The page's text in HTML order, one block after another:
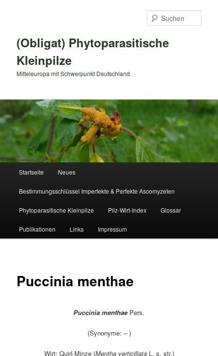
(Obligat) Phytoparasitische
Kleinpilze
Mitteleuropa mit Schwerpunkt Deutschland
Startseite Neues
Bestimmungsschlüssel Imperfekte & Perfekte Ascomyzeten
Phytoparasitische Kleinpilze Pilz-Wirt-Index Glossar
Publikationen Links Impressum
Puccinia menthae
Puccinia menthae Pers.
(Synonyme: – )
Wirt: Quirl-Minze (Mentha verticillataL. s. str.)